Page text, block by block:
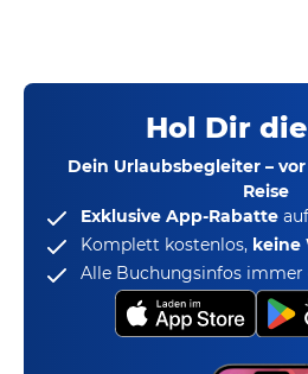
Hol Dir
Dein Urlaubsbegleiter –
Reise
Exklusive App-Rabatte
Komplett kostenlos, keine
Alle Buchungsinfos